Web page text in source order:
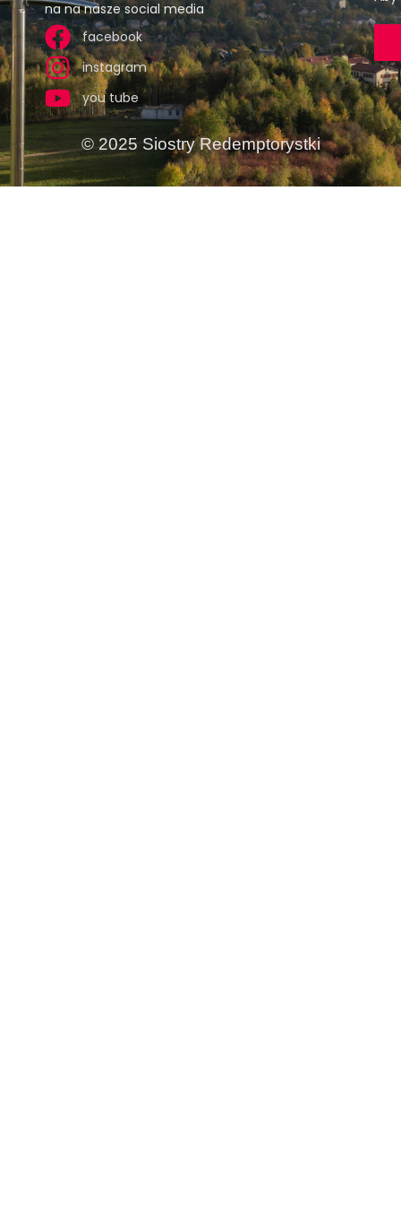
na na nasze social media
facebook
instagram
you tube
© 2025 Siostry Redemptorystki